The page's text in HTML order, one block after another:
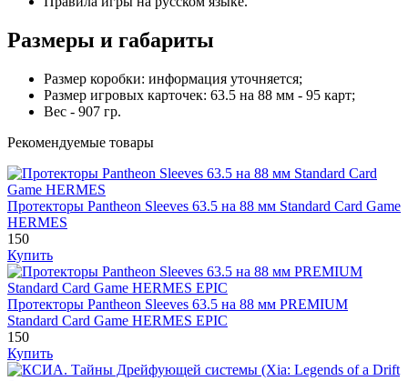
Размеры и габариты
Размер коробки: информация уточняется;
Размер игровых карточек: 63.5 на 88 мм - 95 карт;
Вес - 907 гр.
Рекомендуемые товары
Протекторы Pantheon Sleeves 63.5 на 88 мм Standard Card Game
HERMES
150
Купить
Протекторы Pantheon Sleeves 63.5 на 88 мм PREMIUM
Standard Card Game HERMES EPIC
150
Купить